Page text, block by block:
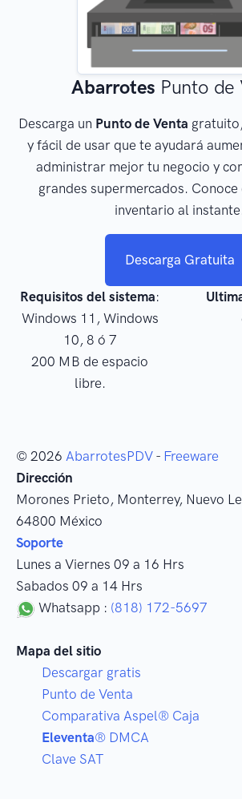
Abarrotes Punto de
Descarga un Punto de Venta
y fácil de usar que te ayudará
administrar mejor tu negocio y
grandes supermercados.
inventario al
Descarga Gratuita
Requisitos del sistema:
Windows 11, Windows
10, 8 ó 7
200 MB de espacio
libre.
© 2026 AbarrotesPDV - Freeware
Dirección
Morones Prieto, Monterrey, Nuevo
64800 México
Soporte
Lunes a Viernes 09 a 16 Hrs
Sabados 09 a 14 Hrs
Whatsapp : (818) 172-5697
Mapa del sitio
Descargar gratis
Punto de Venta
Comparativa Aspel® Caja
Eleventa® DMCA
Clave SAT